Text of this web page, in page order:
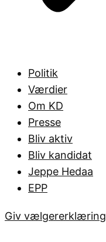
Politik
Værdier
Om KD
Presse
Bliv aktiv
Bliv kandidat
Jeppe Hedaa
EPP
Giv vælgererklæring